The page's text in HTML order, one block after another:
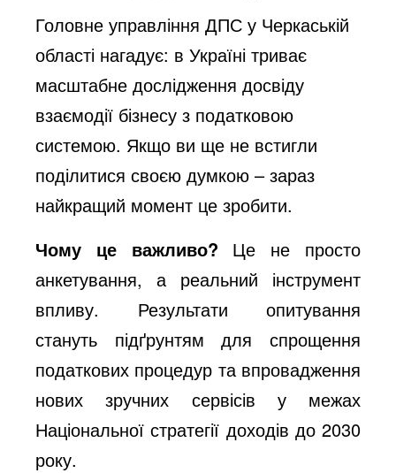
Головне управління ДПС у Черкаській
області нагадує: в Україні триває
масштабне дослідження досвіду
взаємодії бізнесу з податковою
системою. Якщо ви ще не встигли
поділитися своєю думкою – зараз
найкращий момент це зробити.
Чому це важливо? Це не просто
анкетування, а реальний інструмент
впливу. Результати опитування
стануть підґрунтям для спрощення
податкових процедур та впровадження
нових зручних сервісів у межах
Національної стратегії доходів до 2030
року.